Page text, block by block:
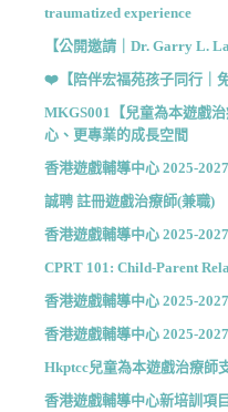
traumatized experience
【公開邀請｜Dr. Garry L.
❤️【陪伴宏福苑孩子同行｜
MKGS001【兒童為本遊戲
心、更專業的成長空間
香港遊戲輔導中心 2025-
誠聘 註冊遊戲治療師(兼職)
香港遊戲輔導中心 2025-
CPRT 101: Child-Parent
香港遊戲輔導中心 2025-
香港遊戲輔導中心 2025-
Hkptcc兒童為本遊戲治療師
香港遊戲輔導中心新培訓項